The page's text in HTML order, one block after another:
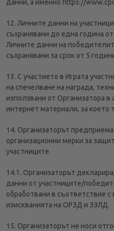
данни, а именно https://
12. Личните данни на
съхранявани до една година
Личните данни на
съхранявани за срок от 5
13. С участието в Играта
на спечелване на награда,
използвани от Организатора в
интернет материали, за
14. Организаторът
организационни мерки за
участниците.
14.1. Организаторът
данни от участниците/
обработвани в съответствие с
изискванията на ОРЗД и ЗЗЛД.
15. Организаторът не носи